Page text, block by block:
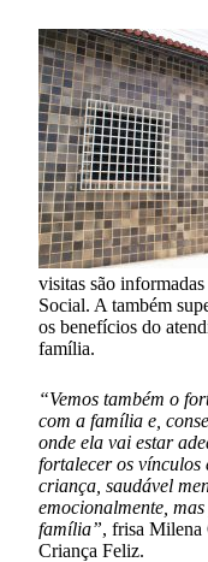
visitas são
Social. A também
os benefícios do
família.
“Vemos também o
com a família e,
onde ela vai estar
fortalecer os vínculos
criança, saudável
emocionalmente,
família”, frisa Milena
Criança Feliz.